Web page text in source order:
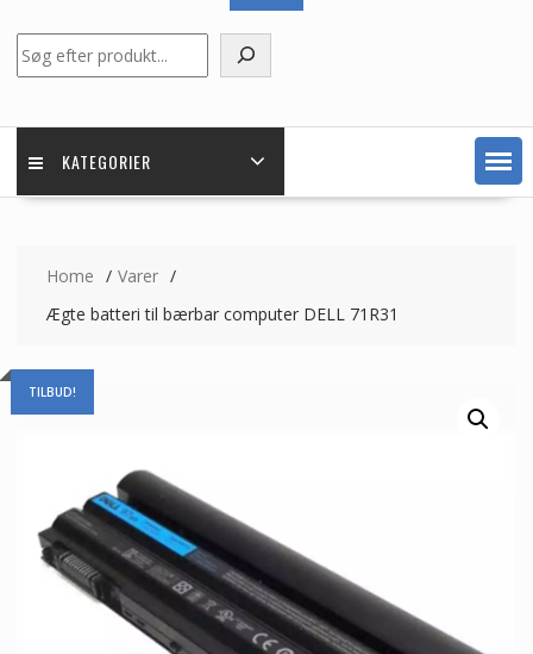
KATEGORIER
Home
Varer
Ægte batteri til bærbar computer DELL 71R31
TILBUD!